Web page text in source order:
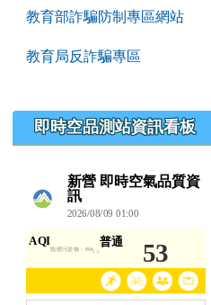
教育部詐騙防制專區網站
教育局反詐騙專區
即時空品測站資訊看板